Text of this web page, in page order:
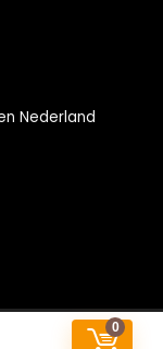
0
Nederland
voorbehouden